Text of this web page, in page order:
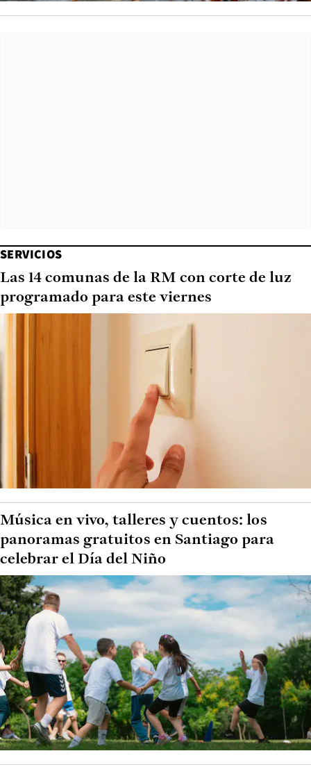
SERVICIOS
Las 14 comunas de la RM con corte de luz
programado para este viernes
Música en vivo, talleres y cuentos: los
panoramas gratuitos en Santiago para
celebrar el Día del Niño